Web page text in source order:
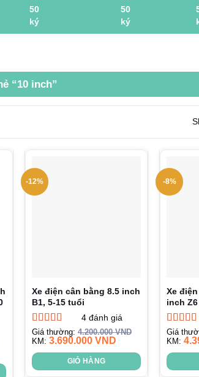
“10 inch”
-12%
Xe điện cân bằng 8.5 inch
B1, 5-15 tuổi
Được xếp
hạng5.005
sao
4đánh giá
Giá thường:4.200.000VND
KM: 3.690.000 VND
GIỎ HÀNG
-8%
Xe
inch
Được
hạng
5 sao
Giá
KM: